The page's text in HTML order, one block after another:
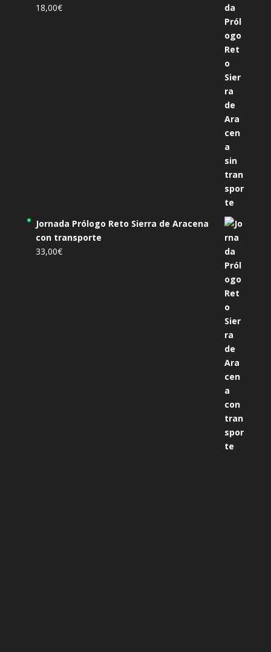
18,00€
Jornada Prólogo Reto Sierra de Aracena
con transporte
33,00€